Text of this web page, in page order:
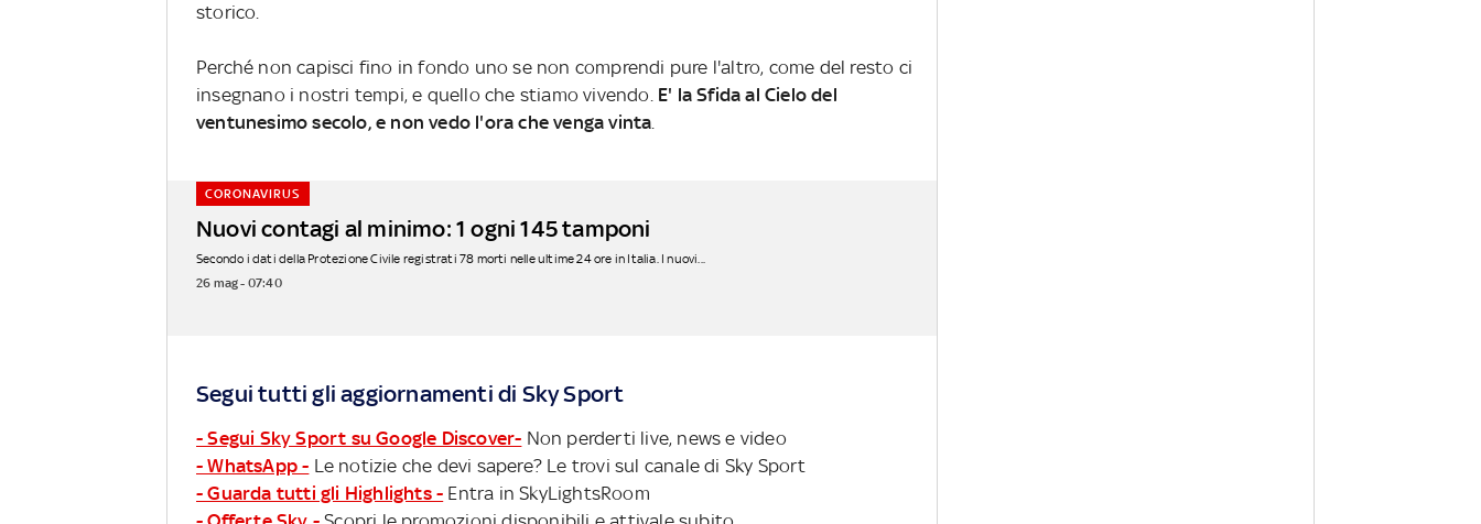
storico.
Perché non capisci fino in fondo uno se non comprendi pure l'altro, come del resto ci
insegnano i nostri tempi, e quello che stiamo vivendo.E' la Sfida al Cielo del
ventunesimo secolo, e non vedo l'ora che venga vinta.
Nuovi contagi al minimo: 1 ogni 145 tamponi
CORONAVIRUS
Secondo i dati della Protezione Civile registrati 78 morti nelle ultime 24 ore in Italia. I nuovi...
26 mag - 07:40
Segui tutti gli aggiornamenti di Sky Sport
- Segui Sky Sport su Google Discover- Non perderti live, news e video
- WhatsApp - Le notizie che devi sapere? Le trovi sul canale di Sky Sport
- Guarda tutti gli Highlights - Entra in SkyLightsRoom